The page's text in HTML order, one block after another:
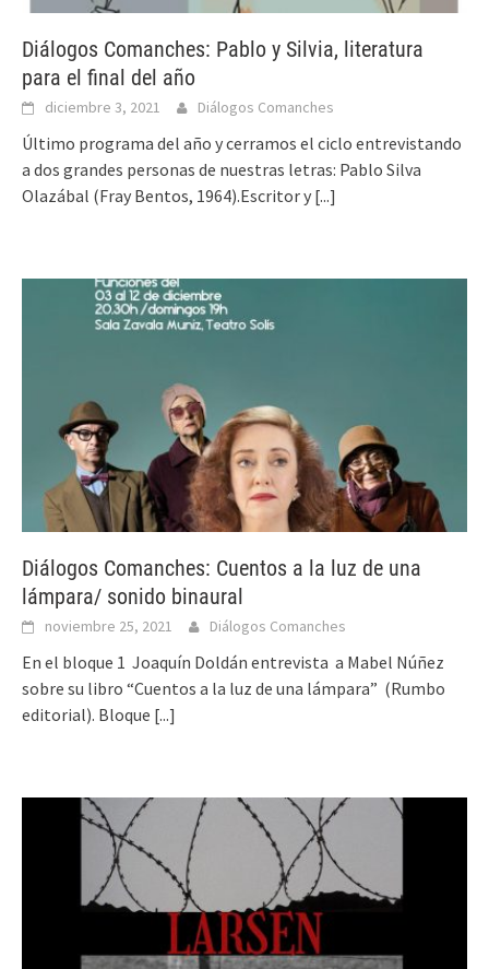
Diálogos Comanches: Pablo y Silvia, literatura
para el final del año
diciembre 3, 2021 Diálogos Comanches
Último programa del año y cerramos el ciclo entrevistando
a dos grandes personas de nuestras letras: Pablo Silva
Olazábal (Fray Bentos, 1964).Escritor y [...]
Diálogos Comanches: Cuentos a la luz de una
lámpara/ sonido binaural
noviembre 25, 2021 Diálogos Comanches
En el bloque 1 Joaquín Doldán entrevista a Mabel Núñez
sobre su libro “Cuentos a la luz de una lámpara” (Rumbo
editorial). Bloque [...]